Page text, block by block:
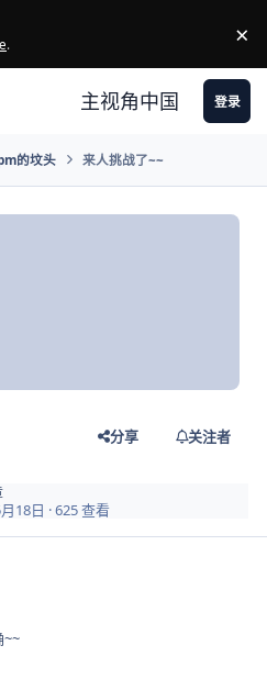
. ×
主视角中国 登录
的坟头 来人挑战了~~
分享 关注者
18日 · 625 查看
~~